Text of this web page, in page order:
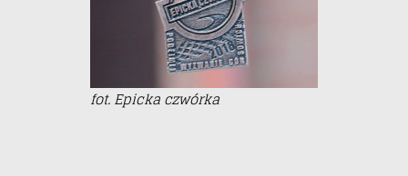
fot. Epicka czwórka